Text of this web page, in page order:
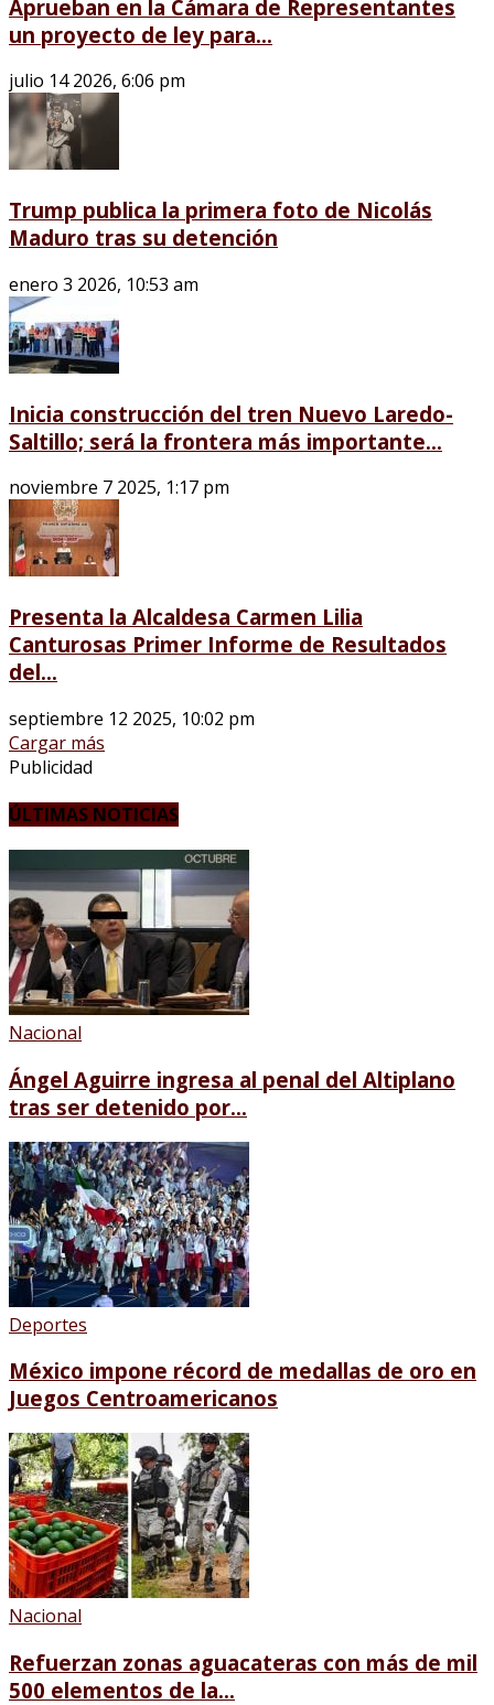
Aprueban en la Cámara de Representantes
un proyecto de ley para...
julio 14 2026, 6:06 pm
Trump publica la primera foto de Nicolás
Maduro tras su detención
enero 3 2026, 10:53 am
Inicia construcción del tren Nuevo Laredo-
Saltillo; será la frontera más importante...
noviembre 7 2025, 1:17 pm
Presenta la Alcaldesa Carmen Lilia
Canturosas Primer Informe de Resultados
del...
septiembre 12 2025, 10:02 pm
Cargar más
Publicidad
ÚLTIMAS NOTICIAS
Nacional
Ángel Aguirre ingresa al penal del Altiplano
tras ser detenido por...
Deportes
México impone récord de medallas de oro en
Juegos Centroamericanos
Nacional
Refuerzan zonas aguacateras con más de mil
500 elementos de la...